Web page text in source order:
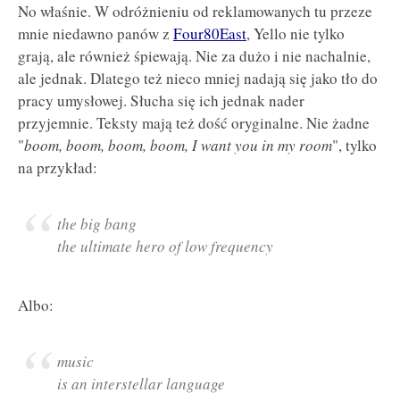
No właśnie. W odróżnieniu od reklamowanych tu przeze
mnie niedawno panów z Four80East, Yello nie tylko
grają, ale również śpiewają. Nie za dużo i nie nachalnie,
ale jednak. Dlatego też nieco mniej nadają się jako tło do
pracy umysłowej. Słucha się ich jednak nader
przyjemnie. Teksty mają też dość oryginalne. Nie żadne
"boom, boom, boom, boom, I want you in my room", tylko
na przykład:
the big bang
the ultimate hero of low frequency
Albo:
music
is an interstellar language